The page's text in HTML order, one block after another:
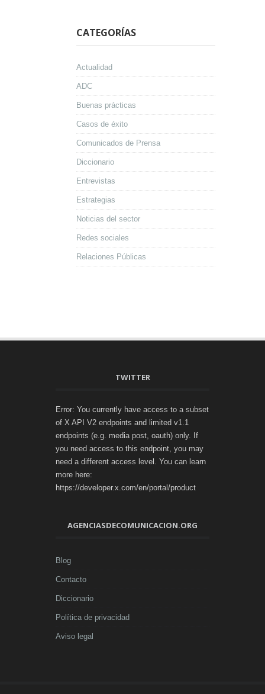
CATEGORÍAS
Actualidad
ADC
Buenas prácticas
Casos de éxito
Comunicados de Prensa
Diccionario
Entrevistas
Estrategias
Noticias del sector
Redes sociales
Relaciones Públicas
TWITTER
Error: You currently have access to a subset
of X API V2 endpoints and limited v1.1
endpoints (e.g. media post, oauth) only. If
you need access to this endpoint, you may
need a different access level. You can learn
more here:
https://developer.x.com/en/portal/product
AGENCIASDECOMUNICACION.ORG
Blog
Contacto
Diccionario
Política de privacidad
Aviso legal